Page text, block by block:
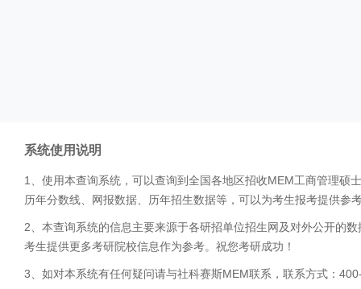
系统使用说明
1、使用本查询系统，可以查询到全国各地区招收MEM工商管理硕
历年分数线、网报数据、历年招生数据等，可以为考生报考提供参
2、本查询系统的信息主要来源于各研招单位招生网及对外公开的
考生提供更多考研院校信息作为参考。祝您考研成功！
3、如对本系统有任何疑问请与社科赛斯MEM联系，联系方式：